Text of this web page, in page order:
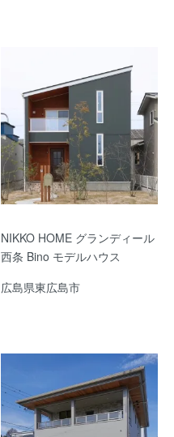
NIKKO HOME グランディール
西条 Bino モデルハウス
広島県東広島市